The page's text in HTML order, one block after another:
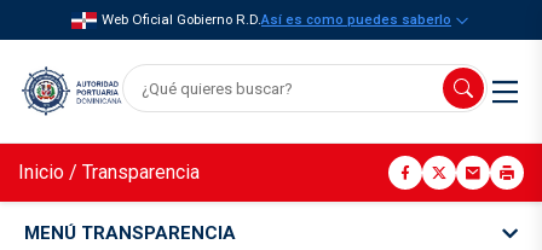
Web Oficial Gobierno R.D.Así es como puedes saberlo
Inicio / Transparencia
MENÚ TRANSPARENCIA